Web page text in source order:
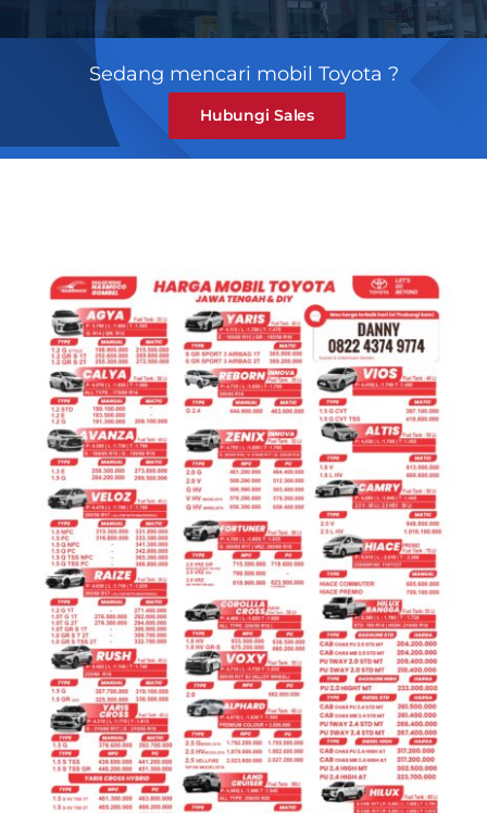
Blog & NewsSedang mencari mobil Toyota ?
Hubungi Sales